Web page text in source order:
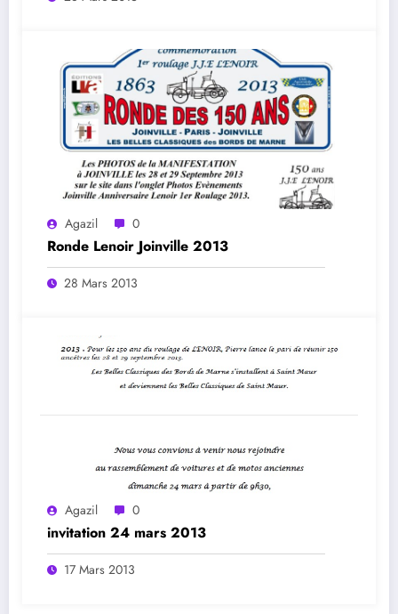
Agazil 0
Ronde Lenoir Joinville 2013
28 Mars 2013
Agazil 0
invitation 24 mars 2013
17 Mars 2013